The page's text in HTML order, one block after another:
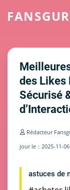
des Likes
Sécurisé
Rédacteur
jour le：2025-11-
astuces de